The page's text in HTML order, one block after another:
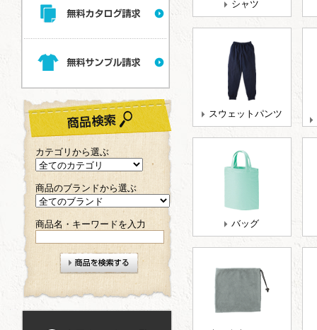
シャツ
スウェットパンツ
バッグ
カテゴリから選ぶ
商品のブランドから選ぶ
商品名・キーワードを入力